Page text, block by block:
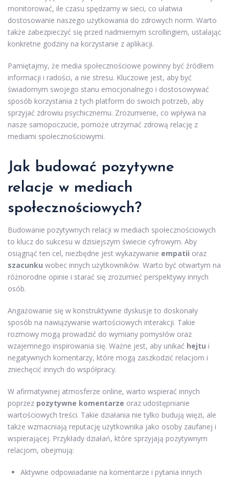
monitorować, ile czasu spędzamy w sieci, co ułatwia
dostosowanie naszego użytkowania do zdrowych norm. Warto
także zabezpieczyć się przed nadmiernym scrollingiem, ustalając
konkretne godziny na korzystanie z aplikacji.
Pamiętajmy, że media społecznościowe powinny być źródłem
informacji i radości, a nie stresu. Kluczowe jest, aby być
świadomym swojego stanu emocjonalnego i dostosowywać
sposób korzystania z tych platform do swoich potrzeb, aby
sprzyjać zdrowiu psychicznemu. Zrozumienie, co wpływa na
nasze samopoczucie, pomoże utrzymać zdrową relację z
mediami społecznościowymi.
Jak budować pozytywne
relacje w mediach
społecznościowych?
Budowanie pozytywnych relacji w mediach społecznościowych
to klucz do sukcesu w dzisiejszym świecie cyfrowym. Aby
osiągnąć ten cel, niezbędne jest wykazywanie empatii oraz
szacunku wobec innych użytkowników. Warto być otwartym na
różnorodne opinie i starać się zrozumieć perspektywy innych
osób.
Angażowanie się w konstruktywne dyskusje to doskonały
sposób na nawiązywanie wartościowych interakcji. Takie
rozmowy mogą prowadzić do wymiany pomysłów oraz
wzajemnego inspirowania się. Ważne jest, aby unikać hejtu i
negatywnych komentarzy, które mogą zaszkodzić relacjom i
zniechęcić innych do współpracy.
W afirmatywnej atmosferze online, warto wspierać innych
poprzez pozytywne komentarze oraz udostępnianie
wartościowych treści. Takie działania nie tylko budują więzi, ale
także wzmacniają reputację użytkownika jako osoby zaufanej i
wspierającej. Przykłady działań, które sprzyjają pozytywnym
relacjom, obejmują:
Aktywne odpowiadanie na komentarze i pytania innych